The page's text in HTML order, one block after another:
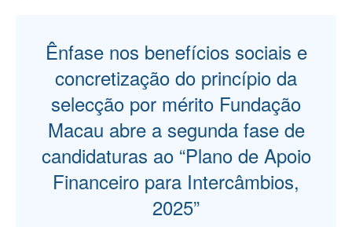
Ênfase nos benefícios sociais e
concretização do princípio da
selecção por mérito Fundação
Macau abre a segunda fase de
candidaturas ao “Plano de Apoio
Financeiro para Intercâmbios,
2025”